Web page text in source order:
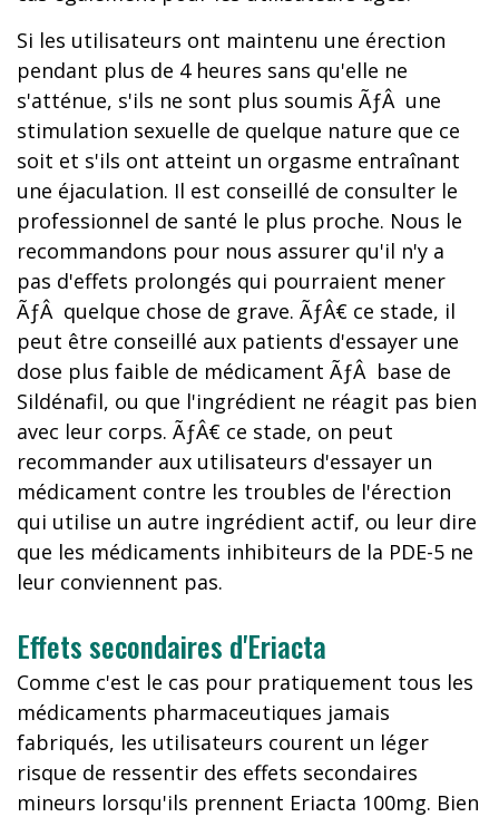
Si les utilisateurs ont maintenu une érection
pendant plus de 4 heures sans qu'elle ne
s'atténue, s'ils ne sont plus soumis ÃƒÂ une
stimulation sexuelle de quelque nature que ce
soit et s'ils ont atteint un orgasme entraînant
une éjaculation. Il est conseillé de consulter le
professionnel de santé le plus proche. Nous le
recommandons pour nous assurer qu'il n'y a
pas d'effets prolongés qui pourraient mener
ÃƒÂ quelque chose de grave. ÃƒÂ€ ce stade, il
peut être conseillé aux patients d'essayer une
dose plus faible de médicament ÃƒÂ base de
Sildénafil, ou que l'ingrédient ne réagit pas bien
avec leur corps. ÃƒÂ€ ce stade, on peut
recommander aux utilisateurs d'essayer un
médicament contre les troubles de l'érection
qui utilise un autre ingrédient actif, ou leur dire
que les médicaments inhibiteurs de la PDE-5 ne
leur conviennent pas.
Effets secondaires d'Eriacta
Comme c'est le cas pour pratiquement tous les
médicaments pharmaceutiques jamais
fabriqués, les utilisateurs courent un léger
risque de ressentir des effets secondaires
mineurs lorsqu'ils prennent Eriacta 100mg. Bien